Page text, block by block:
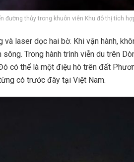
thủy trong khuôn viên Khu đô thị tích
laser dọc hai bờ. Khi vận hành,
Trong hành trình viễn du trên
có thể là một điệu hò trên đất
có trước đây tại Việt Nam.